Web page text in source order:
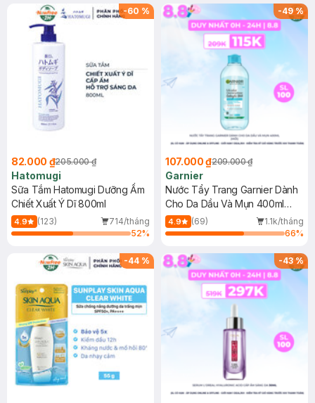
(SL có hạn)
-60 %
82.000 ₫205.000 ₫
Hatomugi
Sữa Tắm Hatomugi Dưỡng Ẩm
Chiết Xuất Ý Dĩ 800ml
4.9 (123)
714/tháng
52%
-49%
107.000 ₫209.000 ₫
Garnier
Nước Tẩy Trang Garnier Dành
Cho Da Dầu Và Mụn 400ml
(Mới)
4.9 (69)
1.1k/tháng
66%
-44 % -43%